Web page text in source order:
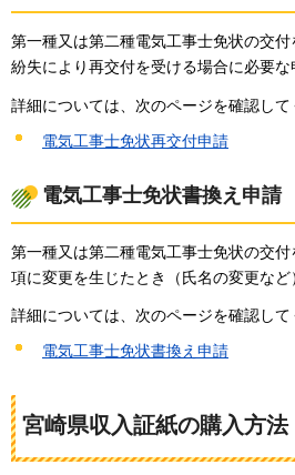
第一種又は第二種電気工事士免状の交
紛失により再交付を受ける場合に必要な
詳細については、次のページを確認して
電気工事士免状再交付申請
電気工事士免状書換え申請
第一種又は第二種電気工事士免状の交
項に変更を生じたとき（氏名の変更など
詳細については、次のページを確認して
電気工事士免状書換え申請
宮崎県収入証紙の購入方法